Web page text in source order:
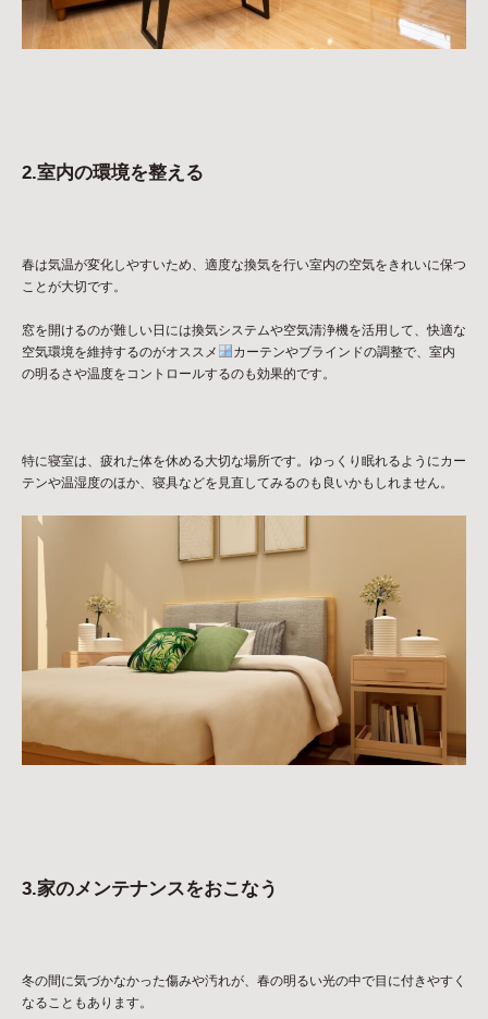
2.室内の環境を整える
春は気温が変化しやすいため、適度な換気を行い室内の空気をきれいに保つ
ことが大切です。
窓を開けるのが難しい日には換気システムや空気清浄機を活用して、快適な
空気環境を維持するのがオススメ
カーテンやブラインドの調整で、室内
の明るさや温度をコントロールするのも効果的です。
特に寝室は、疲れた体を休める大切な場所です。ゆっくり眠れるようにカー
テンや温湿度のほか、寝具などを見直してみるのも良いかもしれません。
3.家のメンテナンスをおこなう
冬の間に気づかなかった傷みや汚れが、春の明るい光の中で目に付きやすく
なることもあります。